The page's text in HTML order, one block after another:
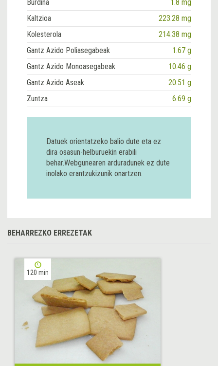
Burdina
1.8 mg
Kaltzioa
223.28 mg
Kolesterola
214.38 mg
Gantz Azido Poliasegabeak
1.67 g
Gantz Azido Monoasegabeak
10.46 g
Gantz Azido Aseak
20.51 g
Zuntza
6.69 g
Datuek orientatzeko balio dute eta ez
dira osasun-helburuekin erabili
behar.Webgunearen arduradunek ez dute
inolako erantzukizunik onartzen.
BEHARREZKO ERREZETAK
120 min